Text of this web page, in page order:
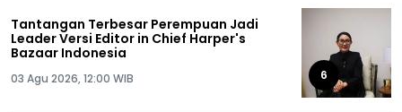
Tantangan Terbesar Perempuan Jadi
Leader Versi Editor in Chief Harper's
Bazaar Indonesia
03 Agu 2026, 12:00 WIB 6